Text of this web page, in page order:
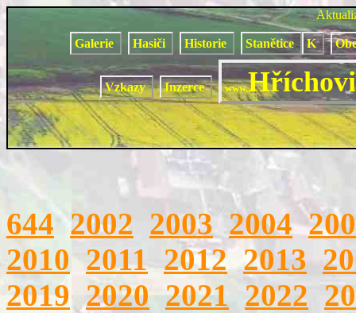
Galerie Hasiči Historie Stanětice K
Vzkazy Inzerce www.
644 2002 2003 2004
2010 2011 2012 2013
2019 2020 2021 2022